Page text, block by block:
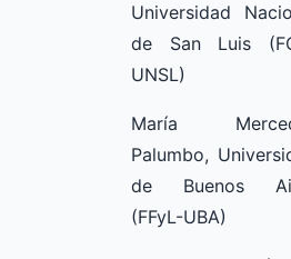
Universidad
de San Luis
UNSL)
María
Palumbo,
de Buenos
(FFyL-UBA)